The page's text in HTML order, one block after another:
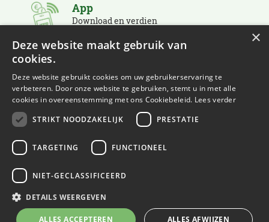
App
Download en verdien
Schrijf je in en blijf op de hoogte
Lees meer
© Eurofleur
Tuincentrum Overzicht
×
Deze website maakt gebruik van
cookies.
Deze website gebruikt cookies om uw gebruikerservaring te
verbeteren. Door onze website te gebruiken, stemt u in met alle
cookies in overeenstemming met ons Cookiebeleid. Lees verder
STRIKT NOODZAKELIJK
PRESTATIE
TARGETING FUNCTIONEEL
NIET-GECLASSIFICEERD
DETAILS WEERGEVEN
ALLES ACCEPTEREN ALLES AFWIJZEN